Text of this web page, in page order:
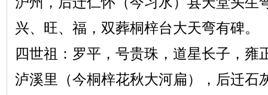
兴、旺、福，双葬桐梓台大天弯有碑。
四世祖：罗平，号贵珠，道星长子，雍
泸溪里（今桐梓花秋大河扁），后迁石